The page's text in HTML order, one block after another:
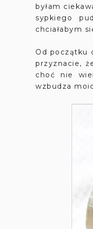
byłam
sypkiego
chciałabym
Od początku
przyznacie,
choć nie
wzbudza